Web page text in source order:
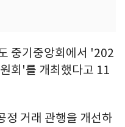
중기중앙회에서 '202
회'를 개최했다고 11
정 거래 관행을 개선하